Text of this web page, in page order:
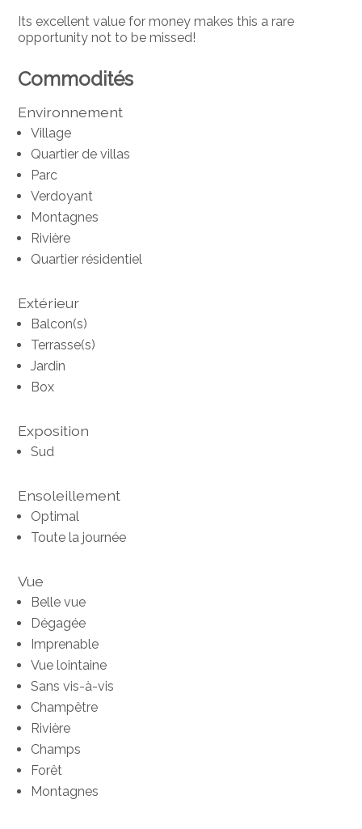
Its excellent value for money makes this a rare
opportunity not to be missed!
Commodités
Environnement
Village
Quartier de villas
Parc
Verdoyant
Montagnes
Rivière
Quartier résidentiel
Extérieur
Balcon(s)
Terrasse(s)
Jardin
Box
Exposition
Sud
Ensoleillement
Optimal
Toute la journée
Vue
Belle vue
Dégagée
Imprenable
Vue lointaine
Sans vis-à-vis
Champêtre
Rivière
Champs
Forêt
Montagnes